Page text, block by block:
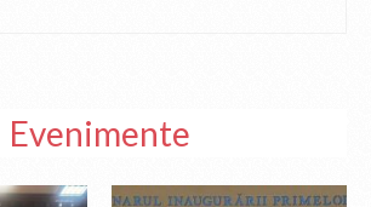
Evenimente